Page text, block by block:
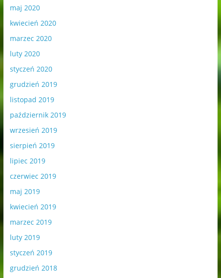
maj 2020
kwiecień 2020
marzec 2020
luty 2020
styczeń 2020
grudzień 2019
listopad 2019
październik 2019
wrzesień 2019
sierpień 2019
lipiec 2019
czerwiec 2019
maj 2019
kwiecień 2019
marzec 2019
luty 2019
styczeń 2019
grudzień 2018